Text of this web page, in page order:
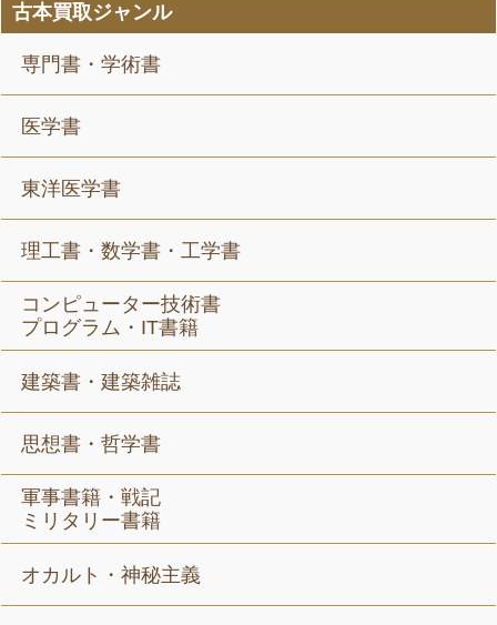
古本買取ジャンル
専門書・学術書
医学書
東洋医学書
理工書・数学書・工学書
コンピューター技術書
プログラム・IT書籍
建築書・建築雑誌
思想書・哲学書
軍事書籍・戦記
ミリタリー書籍
オカルト・神秘主義